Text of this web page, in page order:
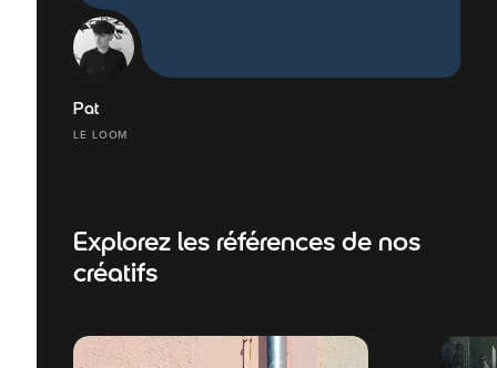
Pat
LE LOOM
Explorez les références de nos
créatifs